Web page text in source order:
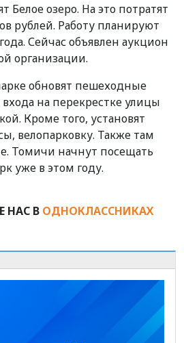
Белое озеро. На это потратят
рублей. Работу планируют
Сейчас объявлен аукцион
организации.
обновят пешеходные
на перекрестке улицы
Кроме того, установят
велопарковку. Также там
Томичи начнут посещать
уже в этом году.
НАС В ОДНОКЛАССНИКАХ